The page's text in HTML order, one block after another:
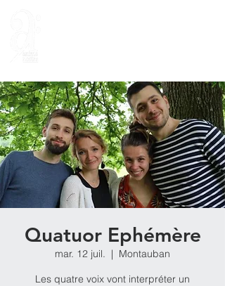
Quatuor Ephémère
mar. 12 juil.
  |
Montauban
Les quatre voix vont interpréter un